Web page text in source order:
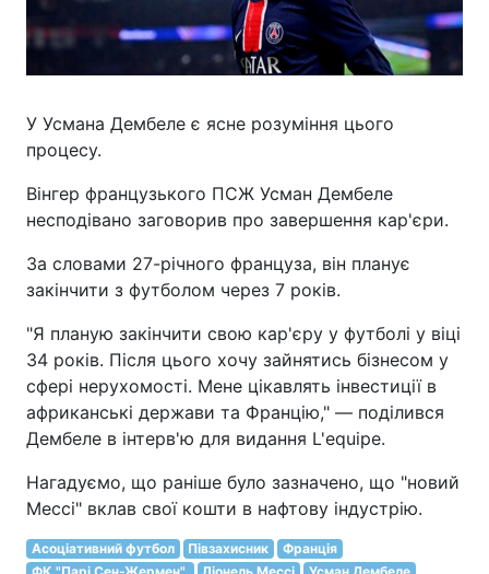
У Усмана Дембеле є ясне розуміння цього
процесу.
Вінгер французького ПСЖ Усман Дембеле
несподівано заговорив про завершення кар'єри.
За словами 27-річного француза, він планує
закінчити з футболом через 7 років.
"Я планую закінчити свою кар'єру у футболі у віці
34 років. Після цього хочу зайнятись бізнесом у
сфері нерухомості. Мене цікавлять інвестиції в
африканські держави та Францію," — поділився
Дембеле в інтерв'ю для видання L'equipe.
Нагадуємо, що раніше було зазначено, що "новий
Мессі" вклав свої кошти в нафтову індустрію.
Асоціативний футбол Півзахисник
Франція
ФК "Парі Сен-Жермен".
Ліонель Мессі Усман Дембеле